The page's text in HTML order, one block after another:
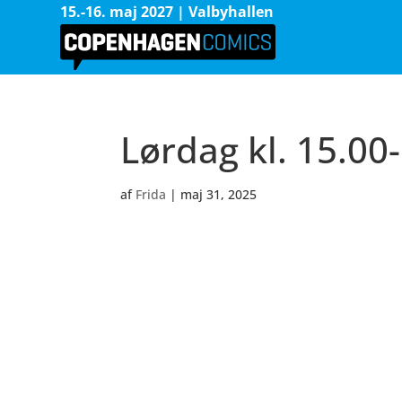
15.-16. maj 2027 | Valbyhallen
Lørdag kl.
af Frida | maj 31, 2025